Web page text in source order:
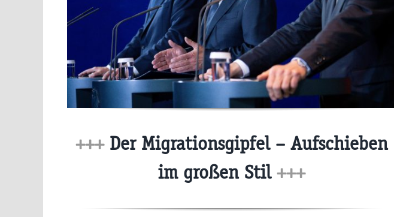
+++Der Migrationsgipfel – Aufschieben
im großen Stil +++